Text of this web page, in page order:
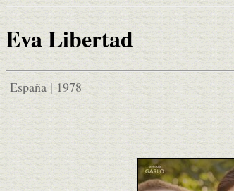
Eva Libertad
España | 1978